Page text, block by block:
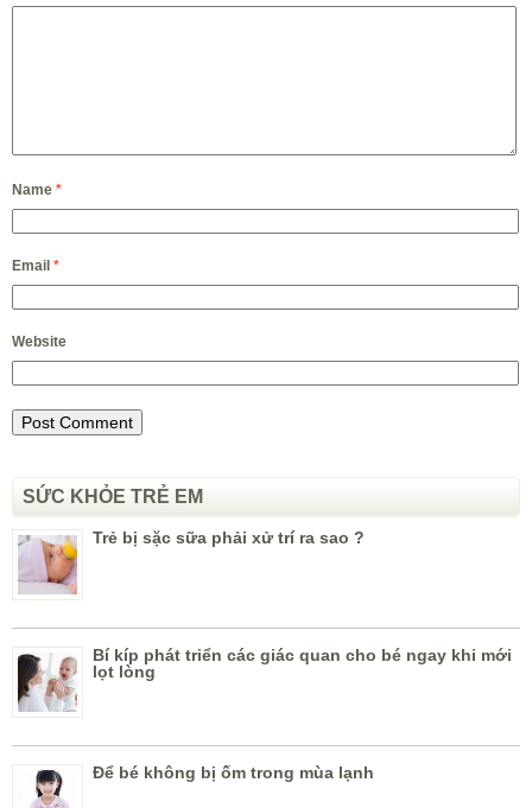
Name *
Email *
Website
SỨC KHỎE TRẺ EM
Trẻ bị sặc sữa phải xử trí ra sao ?
Bí kíp phát triển các giác quan cho bé ngay khi mới
lọt lòng
Để bé không bị ốm trong mùa lạnh